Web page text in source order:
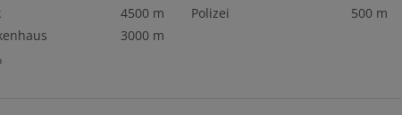
4500 m
3000 m
Polizei
500 m